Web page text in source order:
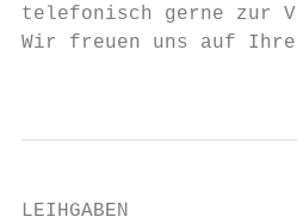
telefonisch gerne zur
Wir freuen uns auf
LEIHGABEN